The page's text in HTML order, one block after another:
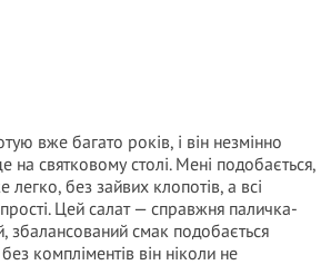
вже багато років, і він незмінно
на святковому столі. Мені подобається,
легко, без зайвих клопотів, а всі
Цей салат — справжня паличка-
збалансований смак подобається
компліментів він ніколи не